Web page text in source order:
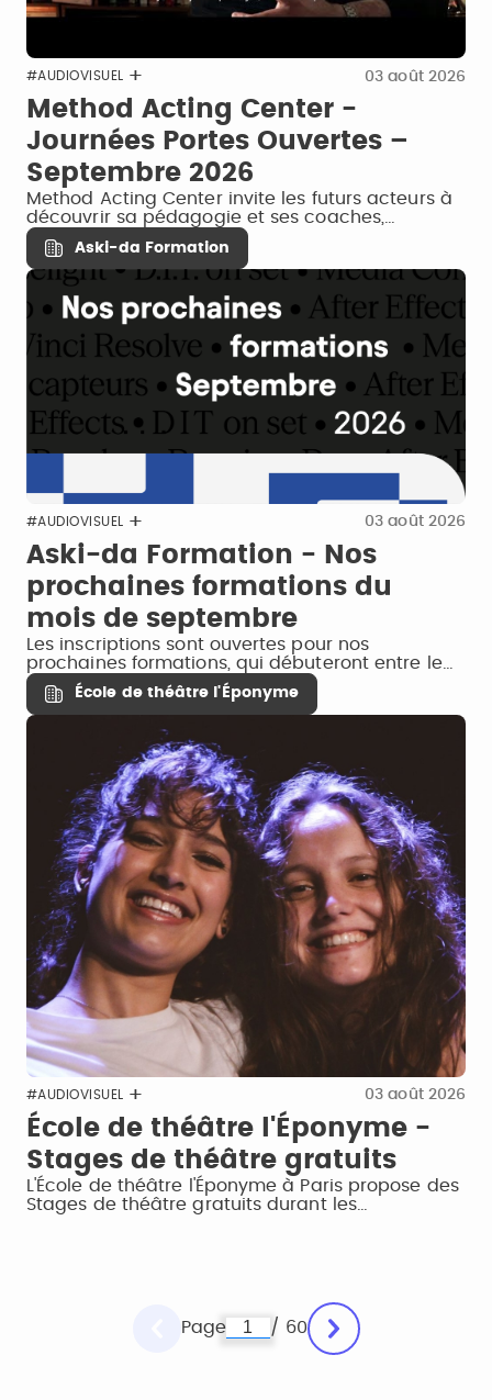
#AUDIOVISUEL 03 août 2026
Method Acting Center -
Journées Portes Ouvertes –
Septembre 2026
Method Acting Center invite les futurs acteurs à
découvrir sa pédagogie et ses coaches,…
Aski-da Formation
#AUDIOVISUEL 03 août 2026
Aski-da Formation - Nos
prochaines formations du
mois de septembre
Les inscriptions sont ouvertes pour nos
prochaines formations, qui débuteront entre le…
École de théâtre l'Éponyme
#AUDIOVISUEL 03 août 2026
École de théâtre l'Éponyme -
Stages de théâtre gratuits
L'École de théâtre l'Éponyme à Paris propose des
Stages de théâtre gratuits durant les…
Page / 60